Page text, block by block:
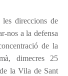
direccions de
nos a la defensa
de la
dimecres 25
la Vila de Sant